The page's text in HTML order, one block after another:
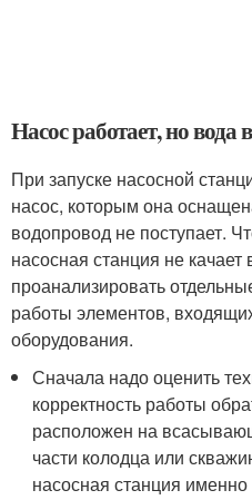
Насос работает, но вода
При запуске насосной
насос, которым она
водопровод не поступает.
насосная станция не
проанализировать
работы элементов,
оборудования.
Сначала надо оценить
корректность работы
расположен на
части колодца или
насосная станция именно